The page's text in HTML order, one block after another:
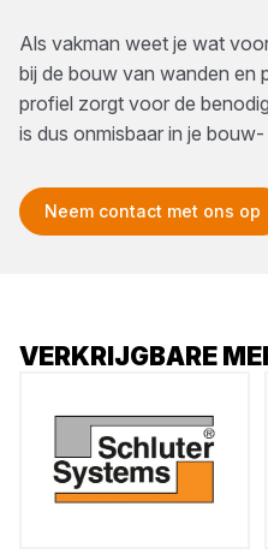
Als vakman weet je wat
bij de bouw van wanden en
profiel zorgt voor de
is dus onmisbaar in je
Neem contact met ons op
VERKRIJGBARE